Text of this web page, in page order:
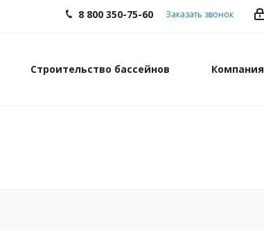
8 800 350-75-60 Заказать звонок
Строительство бассейнов Компания